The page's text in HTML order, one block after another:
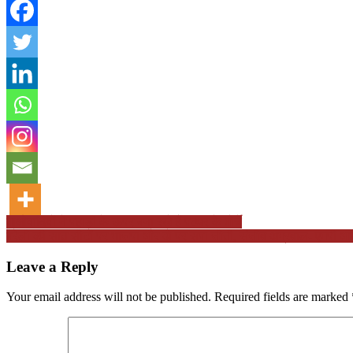
Post
navigation
Leave a Reply
Your email address will not be published. Required fields are marked